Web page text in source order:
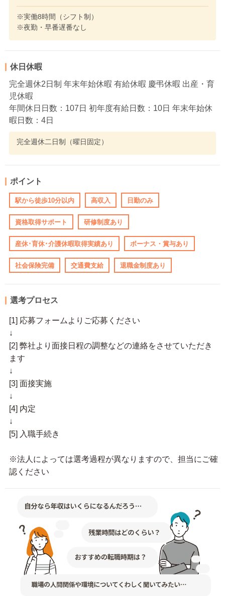
※実働8時間（シフト制）
※夜勤・早番遅番なし
休日休暇
完全週休2日制 年末年始休暇 有給休暇 慶弔休暇 出産・育
児休暇
年間休日日数：107日 初年度有給日数：10日 年末年始休
暇日数：4日
完全週休二日制（曜日固定）
ポイント
駅から徒歩10分以内 高収入 日勤のみ
資格取得サポート 研修制度あり
産休･育休･介護休暇取得実績あり ボーナス・賞与あり
社会保険完備 交通費支給 退職金制度あり
選考プロセス
[1] 応募フォームよりご応募ください
↓
[2] 弊社より面接日程の調整などの連絡をさせていただき
ます
↓
[3] 面接実施
↓
[4] 内定
↓
[5] 入職手続き
※法人によっては選考過程が異なりますので、担当にご確
認ください